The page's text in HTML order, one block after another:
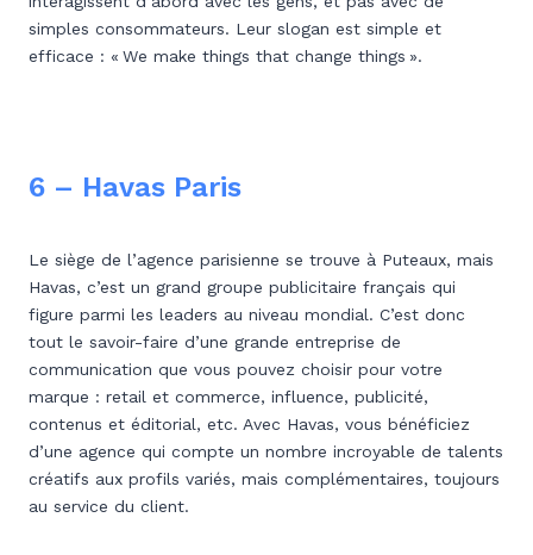
simples consommateurs. Leur slogan est simple et
efficace : « We make things that change things ».
6 – Havas Paris
Le siège de l’agence parisienne se trouve à Puteaux, mais
Havas, c’est un grand groupe publicitaire français qui
figure parmi les leaders au niveau mondial. C’est donc
tout le savoir-faire d’une grande entreprise de
communication que vous pouvez choisir pour votre
marque : retail et commerce, influence, publicité,
contenus et éditorial, etc. Avec Havas, vous bénéficiez
d’une agence qui compte un nombre incroyable de talents
créatifs aux profils variés, mais complémentaires, toujours
au service du client.